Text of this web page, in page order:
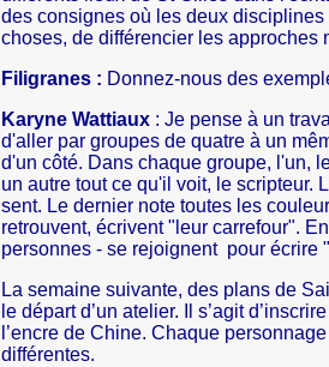
des consignes où les deux
choses, de différencier les approches
Filigranes : Donnez-nous des
Karyne Wattiaux : Je pense à un
d'aller par groupes de quatre à un
d'un côté. Dans chaque groupe, l'un,
un autre tout ce qu'il voit, le scripteur.
sent. Le dernier note toutes les
retrouvent, écrivent "leur carrefour".
personnes - se rejoignent pour écrire
La semaine suivante, des plans de
le départ d’un atelier. Il s’agit
l’encre de Chine. Chaque
différentes.